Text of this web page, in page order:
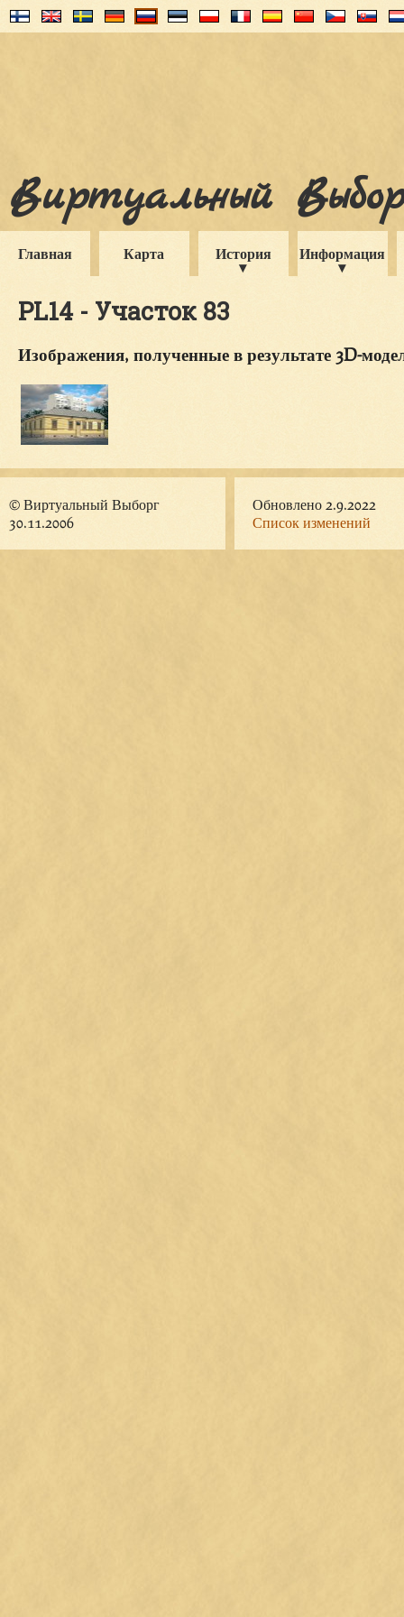
Виртуальный
Главная Карта История Информация
PL14 - Участок 83
Изображения, полученные в результате 3D-
© Виртуальный Выборг
30.11.2006
Обновлено 2.9.2022
Список изменений